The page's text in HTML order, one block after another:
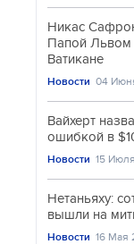
Никас
Папой Львом
Ватикане
Новости 04
Вайхерт
ошибкой в
Новости 15
Нетаньяху:
вышли на
Новости 16 Мая